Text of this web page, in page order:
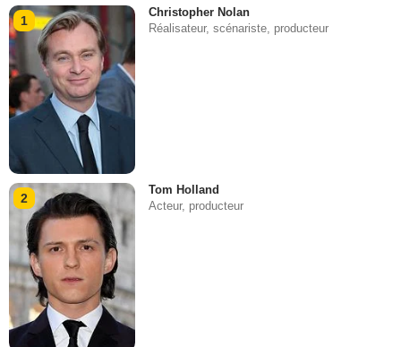
1
Christopher Nolan
Réalisateur, scénariste, producteur
2
Tom Holland
Acteur, producteur